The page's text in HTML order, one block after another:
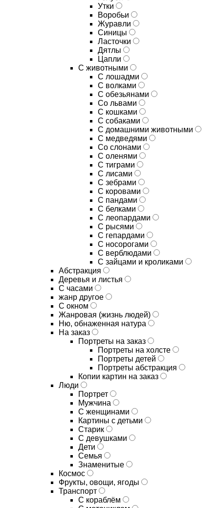
Утки
Воробьи
Журавли
Синицы
Ласточки
Дятлы
Цапли
С животными
С лошадми
С волками
С обезьянами
Со львами
С кошками
С собаками
С домашними животными
С медведями
Со слонами
С оленями
С тиграми
С лисами
С зебрами
С коровами
С пандами
С белками
С леопардами
С рысями
С гепардами
С носорогами
С верблюдами
С зайцами и кроликами
Абстракция
Деревья и листья
С часами
жанр другое
С окном
Жанровая (жизнь людей)
Ню, обнаженная натура
На заказ
Портреты на заказ
Портреты на холсте
Портреты детей
Портреты абстракция
Копии картин на заказ
Люди
Портрет
Мужчина
С женщинами
Картины с детьми
Старик
С девушками
Дети
Семья
Знаменитые
Космос
Фрукты, овощи, ягоды
Транспорт
С кораблём